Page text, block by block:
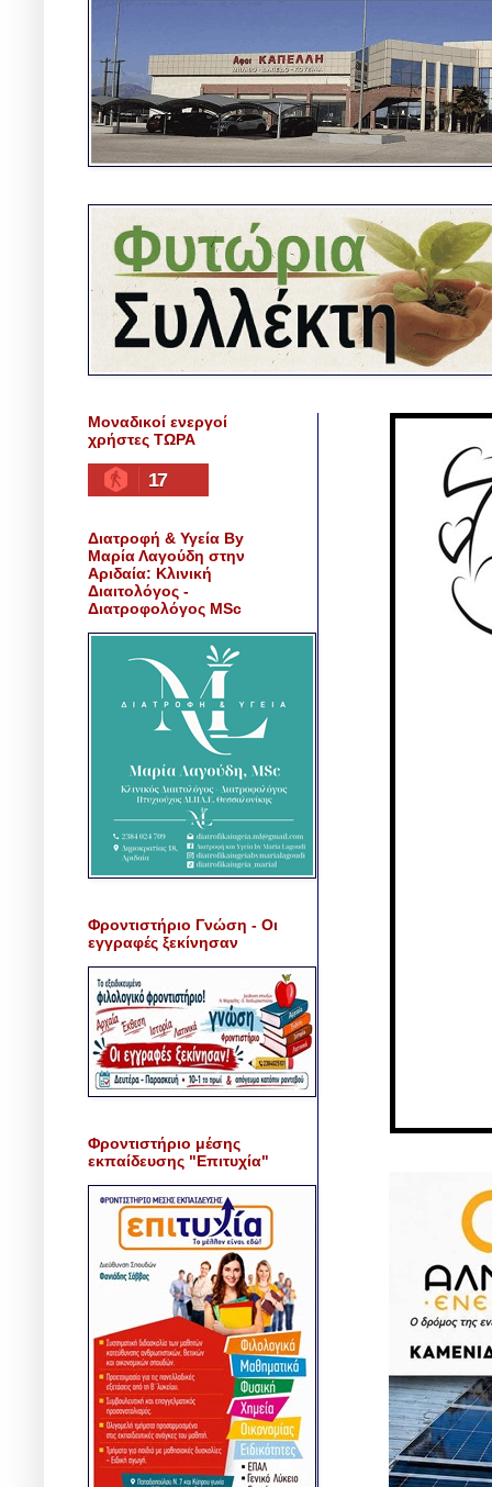
Μοναδικοί ενεργοί
χρήστες ΤΩΡΑ
17
Διατροφή & Υγεία By
Μαρία Λαγούδη στην
Αριδαία: Κλινική
Διαιτολόγος -
Διατροφολόγος MSc
Φροντιστήριο Γνώση - Οι
εγγραφές ξεκίνησαν
Φροντιστήριο μέσης
εκπαίδευσης "Επιτυχία"